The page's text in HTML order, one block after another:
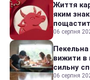
Життя
яким
06 серпня
вижити в
сильну
06 серпня